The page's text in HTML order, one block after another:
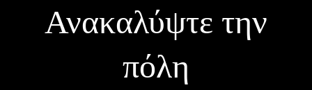
Ανακαλύψτε την
πόλη